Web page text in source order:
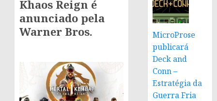
Khaos Reign é
anunciado pela
Warner Bros.
MicroProse
publicará
Deck and
Conn –
Estratégia da
Guerra Fria